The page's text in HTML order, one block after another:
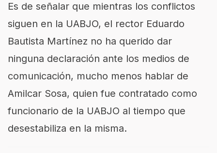
Es de señalar que mientras los conflictos
siguen en la UABJO, el rector Eduardo
Bautista Martínez no ha querido dar
ninguna declaración ante los medios de
comunicación, mucho menos hablar de
Amilcar Sosa, quien fue contratado como
funcionario de la UABJO al tiempo que
desestabiliza en la misma.